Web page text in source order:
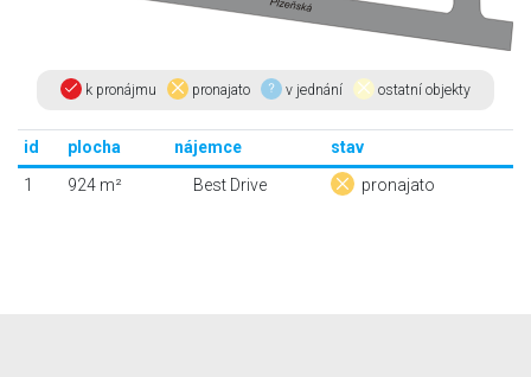
k pronájmu pronajato v jednání ostatní objekty
id plocha nájemce
stav
1
924 m² Best Drive pronajato